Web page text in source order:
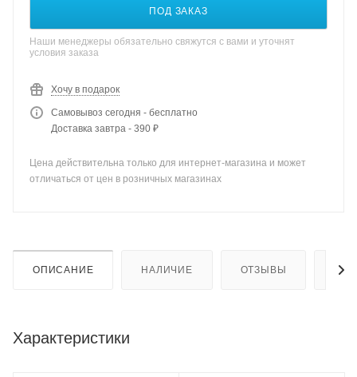
ПОД ЗАКАЗ
Наши менеджеры обязательно свяжутся с вами и уточнят
условия заказа
Хочу в подарок
Самовывоз сегодня - бесплатно
Доставка завтра - 390 ₽
Цена действительна только для интернет-магазина и может
отличаться от цен в розничных магазинах
ОПИСАНИЕ НАЛИЧИЕ ОТЗЫВЫ
Характеристики